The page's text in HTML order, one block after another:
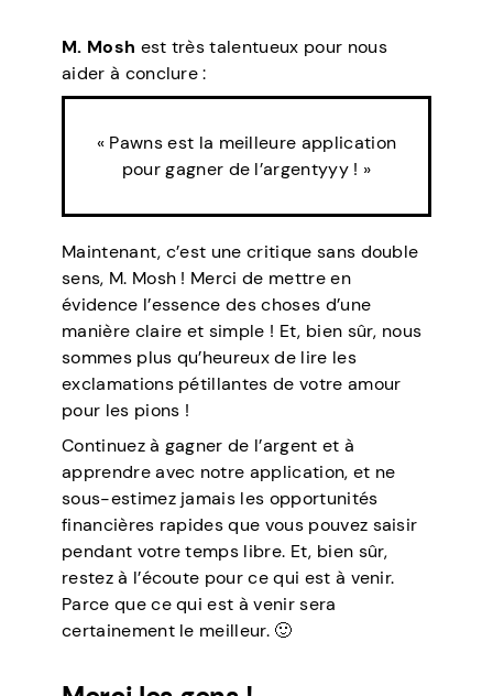
M. Mosh est très talentueux pour nous
aider à conclure :
« Pawns est la meilleure application
pour gagner de l’argentyyy ! »
Maintenant, c’est une critique sans double
sens, M. Mosh ! Merci de mettre en
évidence l’essence des choses d’une
manière claire et simple ! Et, bien sûr, nous
sommes plus qu’heureux de lire les
exclamations pétillantes de votre amour
pour les pions !
Continuez à gagner de l’argent et à
apprendre avec notre application, et ne
sous-estimez jamais les opportunités
financières rapides que vous pouvez saisir
pendant votre temps libre. Et, bien sûr,
restez à l’écoute pour ce qui est à venir.
Parce que ce qui est à venir sera
certainement le meilleur. 🙂